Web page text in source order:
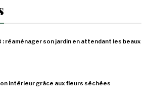
: réaménager son jardin en attendant les beaux
intérieur grâce aux fleurs séchées